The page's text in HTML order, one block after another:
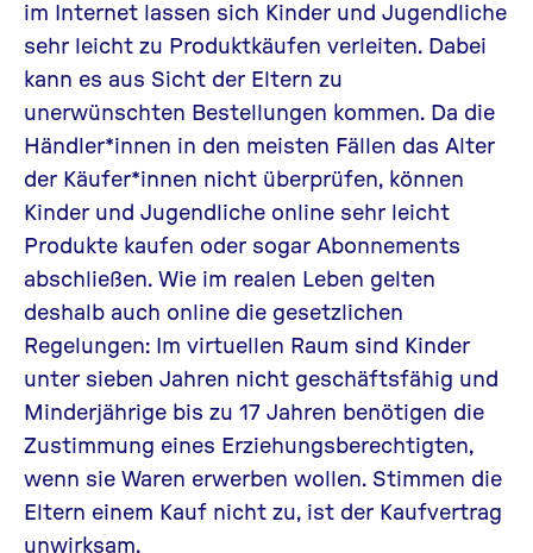
im Internet lassen sich Kinder und Jugendliche
sehr leicht zu Produktkäufen verleiten. Dabei
kann es aus Sicht der Eltern zu
unerwünschten Bestellungen kommen. Da die
Händler*innen in den meisten Fällen das Alter
der Käufer*innen nicht überprüfen, können
Kinder und Jugendliche online sehr leicht
Produkte kaufen oder sogar Abonnements
abschließen. Wie im realen Leben gelten
deshalb auch online die gesetzlichen
Regelungen: Im virtuellen Raum sind Kinder
unter sieben Jahren nicht geschäftsfähig und
Minderjährige bis zu 17 Jahren benötigen die
Zustimmung eines Erziehungsberechtigten,
wenn sie Waren erwerben wollen. Stimmen die
Eltern einem Kauf nicht zu, ist der Kaufvertrag
unwirksam.